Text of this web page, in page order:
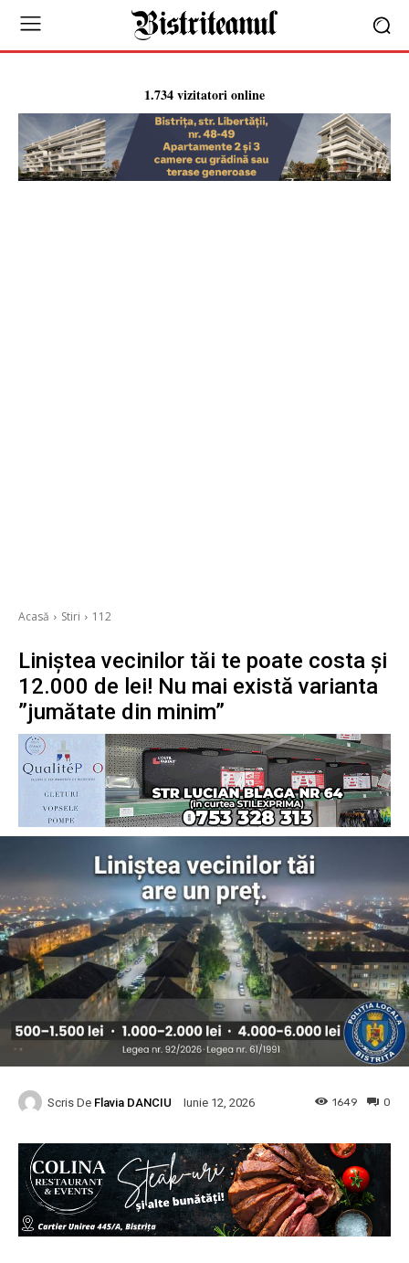
1.734 vizitatori online
Acasă Stiri 112
Liniștea vecinilor tăi te poate costa și
12.000 de lei! Nu mai există varianta
”jumătate din minim”
Scris De Flavia DANCIU Iunie 12, 2026 0
1649